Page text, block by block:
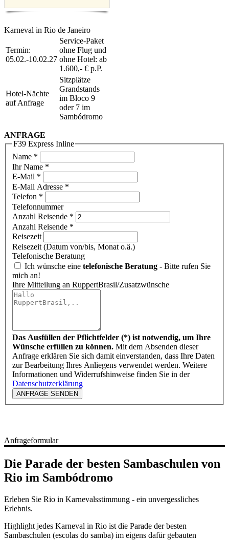
Karneval in Rio de Janeiro
Termin:
05.02.-10.02.27
Service-Paket
ohne Flug und
ohne Hotel: ab
1.600,- € p.P.
Hotel-Nächte
auf Anfrage
Sitzplätze
Grandstands
im Bloco 9
oder 7 im
Sambódromo
ANFRAGE
F39 Express Inline
Name *
Ihr Name *
E-Mail *
E-Mail Adresse *
Telefon *
Telefonnummer
Anzahl Reisende *
Anzahl Reisende *
Reisezeit
Reisezeit (Datum von/bis, Monat o.ä.)
Telefonische Beratung
Ich wünsche eine telefonische Beratung - Bitte rufen Sie
mich an!
Ihre Mitteilung an RuppertBrasil/Zusatzwünsche
Das Ausfüllen der Pflichtfelder (*) ist notwendig, um Ihre
Wünsche erfüllen zu können. Mit dem Absenden dieser
Anfrage erklären Sie sich damit einverstanden, dass Ihre Daten
zur Bearbeitung Ihres Anliegens verwendet werden. Weitere
Informationen und Widerrufshinweise finden Sie in der
Datenschutzerklärung
ANFRAGE SENDEN
Anfrageformular
Die Parade der besten Sambaschulen von
Rio im Sambódromo
Erleben Sie Rio in Karnevalsstimmung - ein unvergessliches
Erlebnis.
Highlight jedes Karneval in Rio ist die Parade der besten
Sambaschulen (escolas do samba) im eigens dafür gebauten